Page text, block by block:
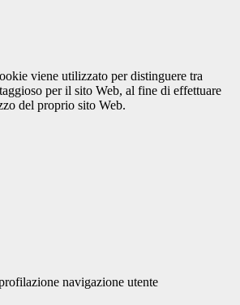
viene utilizzato per distinguere tra
per il sito Web, al fine di effettuare
del proprio sito Web.
navigazione utente